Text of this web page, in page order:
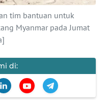
tim bantuan untuk
Myanmar pada Jumat
di: